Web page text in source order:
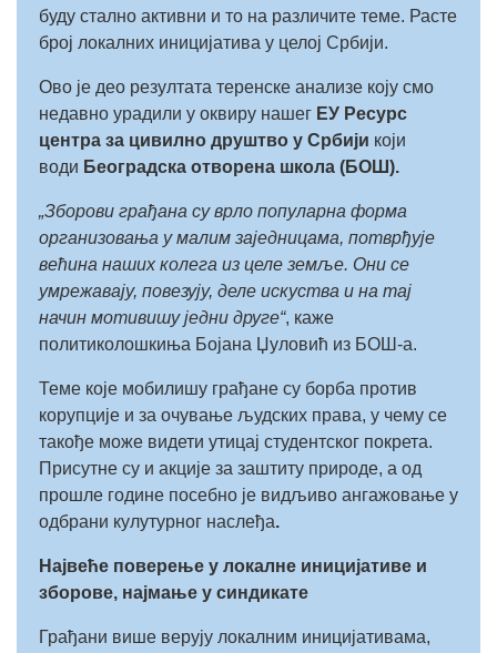
буду стално активни и то на различите теме. Расте
број локалних иницијатива у целој Србији.
Ово је део резултата теренске анализе коју смо
недавно урадили у оквиру нашег ЕУ Ресурс
центра за цивилно друштво у Србији који
води Београдска отворена школа (БОШ).
„Зборови грађана су врло популарна форма
организовања у малим заједницама, потврђује
већина наших колега из целе земље. Они се
умрежавају, повезују, деле искуства и на тај
начин мотивишу једни друге“, каже
политиколошкиња Бојана Џуловић из БОШ-а.
Теме које мобилишу грађане су борба против
корупције и за очување људских права, у чему се
такође може видети утицај студентског покрета.
Присутне су и акције за заштиту природе, а од
прошле године посебно је видљиво ангажовање у
одбрани кулутурног наслеђа.
Највеће поверење у локалне иницијативе и
зборове, најмање у синдикате
Грађани више верују локалним иницијативама,